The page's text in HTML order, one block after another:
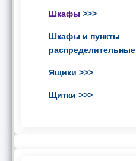
Шкафы >>>
Шкафы и пункты
распределительные
Ящики >>>
Щитки >>>